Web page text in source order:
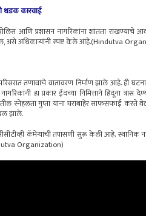
धडक कारवाई
आणि प्रशासन नागरिकांना शांतता राखण्याचे
असे अधिकाऱ्यांनी स्पष्ट केले आहे.(Hindutva
तणावाचे वातावरण निर्माण झाले आहे. ही
हा प्रकार ईदच्या निमित्ताने हिंदूंना त्रास
स्नेहलता गुप्ता यांना घराबाहेर साफसफाई करते
झाले.
कॅमेऱ्यांची तपासणी सुरू केली आहे.
Organization)